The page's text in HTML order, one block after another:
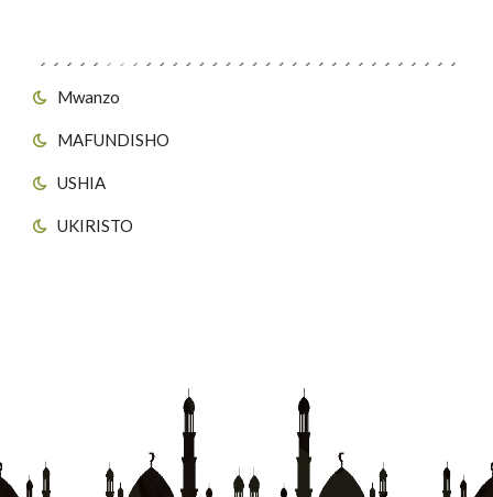
Mwanzo
MAFUNDISHO
USHIA
UKIRISTO